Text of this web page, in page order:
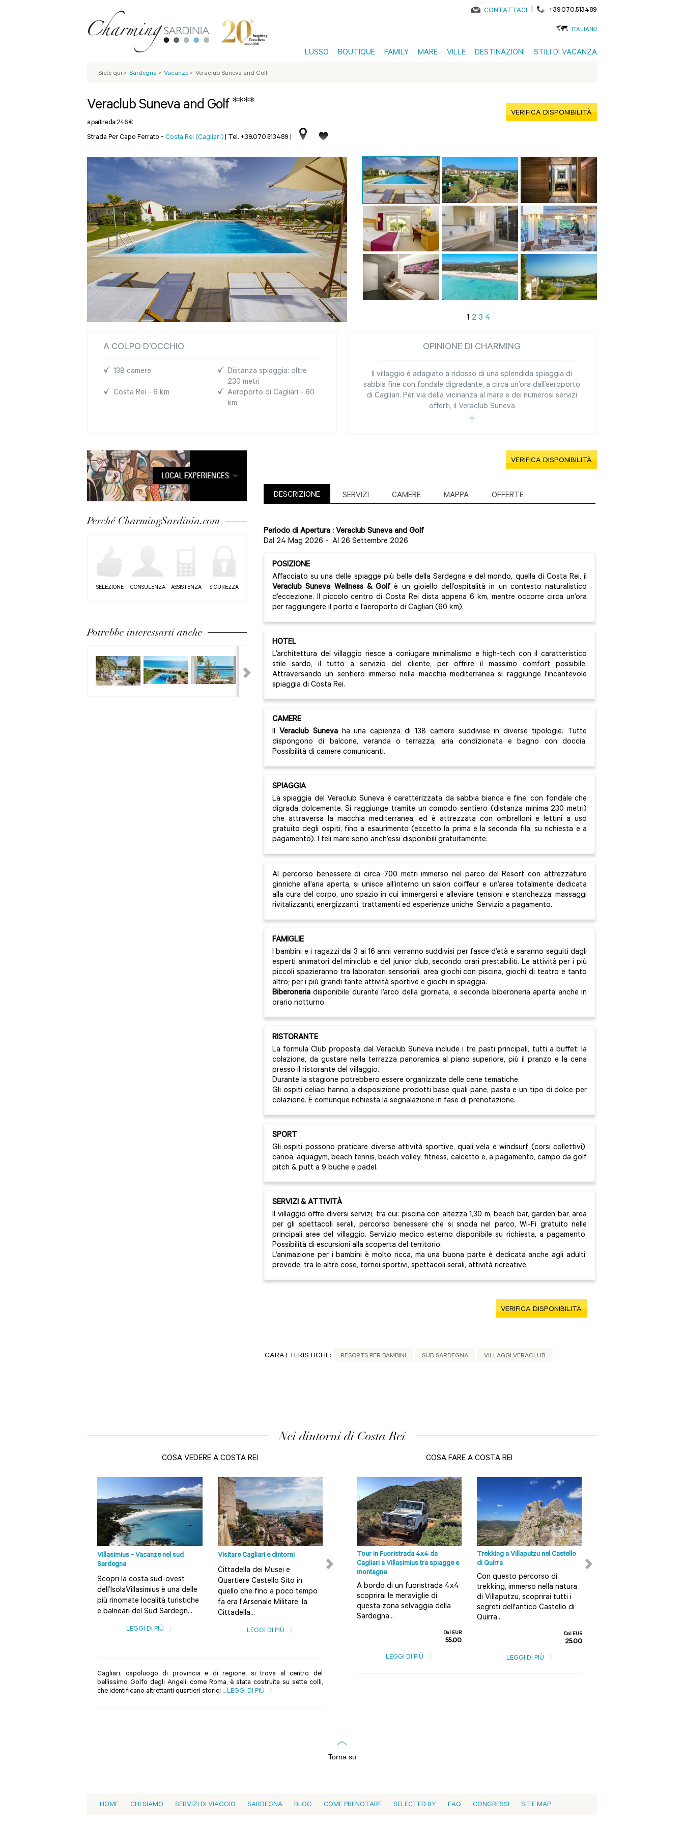
CONTATTACI | +39.070.513489
ITALIANO
LUSSO BOUTIQUE FAMILY MARE VILLE DESTINAZIONI STILI DI VACANZA
Siete qui > Sardegna > Vacanze > Veraclub Suneva and Golf
Veraclub Suneva and Golf ****
a partire da:246 €
Strada Per Capo Ferrato - Costa Rei (Cagliari) | Tel. +39.070.513489 |
VERIFICA DISPONIBILITÀ
1 2 3 4
A COLPO D’OCCHIO
138 camere
Distanza spiaggia: oltre
230 metri
Costa Rei - 6 km
Aeroporto di Cagliari - 60
km
OPINIONE DI CHARMING
Il villaggio è adagiato a ridosso di una splendida spiaggia di
sabbia fine con fondale digradante, a circa un’ora dall’aeroporto
di Cagliari. Per via della vicinanza al mare e dei numerosi servizi
offerti, il Veraclub Suneva
Perché CharmingSardinia.com
SELEZIONE CONSULENZA ASSISTENZA SICUREZZA
Potrebbe interessarti anche
VERIFICA DISPONIBILITÀ
DESCRIZIONE SERVIZI CAMERE MAPPA OFFERTE
Periodo di Apertura : Veraclub Suneva and Golf
Dal 24 Mag 2026 - Al 26 Settembre 2026
POSIZIONE
Affacciato su una delle spiagge più belle della Sardegna e del mondo, quella di Costa Rei, il
Veraclub Suneva Wellness & Golf è un gioiello dell’ospitalità in un contesto naturalistico
d’eccezione. Il piccolo centro di Costa Rei dista appena 6 km, mentre occorre circa un’ora
per raggiungere il porto e l’aeroporto di Cagliari (60 km).
HOTEL
L’architettura del villaggio riesce a coniugare minimalismo e high-tech con il caratteristico
stile sardo, il tutto a servizio del cliente, per offrire il massimo comfort possibile.
Attraversando un sentiero immerso nella macchia mediterranea si raggiunge l’incantevole
spiaggia di Costa Rei.
CAMERE
Il Veraclub Sunevaha una capienza di 138 camere suddivise in diverse tipologie. Tutte
dispongono di balcone, veranda o terrazza, aria condizionata e bagno con doccia.
Possibilità di camere comunicanti.
SPIAGGIA
La spiaggia del Veraclub Suneva è caratterizzata da sabbia bianca e fine, con fondale che
digrada dolcemente. Si raggiunge tramite un comodo sentiero (distanza minima 230 metri)
che attraversa la macchia mediterranea, ed è attrezzata con ombrelloni e lettini a uso
gratuito degli ospiti, fino a esaurimento (eccetto la prima e la seconda fila, su richiesta e a
pagamento). I teli mare sono anch’essi disponibili gratuitamente.
Al percorso benessere di circa 700 metri immerso nel parco del Resort con attrezzature
ginniche all’aria aperta, si unisce all’interno un salon coiffeur e un’area totalmente dedicata
alla cura del corpo, uno spazio in cui immergersi e alleviare tensioni e stanchezza: massaggi
rivitalizzanti, energizzanti, trattamenti ed esperienze uniche. Servizio a pagamento.
FAMIGLIE
I bambini e i ragazzi dai 3 ai 16 anni verranno suddivisi per fasce d’età e saranno seguiti dagli
esperti animatori del miniclub e del junior club, secondo orari prestabiliti. Le attività per i più
piccoli spazieranno tra laboratori sensoriali, area giochi con piscina, giochi di teatro e tanto
altro; per i più grandi tante attività sportive e giochi in spiaggia.
Biberoneria disponibile durante l’arco della giornata, e seconda biberoneria aperta anche in
orario notturno.
RISTORANTE
La formula Club proposta dal Veraclub Suneva include i tre pasti principali, tutti a buffet: la
colazione, da gustare nella terrazza panoramica al piano superiore, più il pranzo e la cena
presso il ristorante del villaggio.
Durante la stagione potrebbero essere organizzate delle cene tematiche.
Gli ospiti celiaci hanno a disposizione prodotti base quali pane, pasta e un tipo di dolce per
colazione. È comunque richiesta la segnalazione in fase di prenotazione.
SPORT
Gli ospiti possono praticare diverse attività sportive, quali vela e windsurf (corsi collettivi),
canoa, aquagym, beach tennis, beach volley, fitness, calcetto e, a pagamento, campo da golf
pitch & putt a 9 buche e padel.
SERVIZI & ATTIVITÀ
Il villaggio offre diversi servizi, tra cui: piscina con altezza 1,30 m, beach bar, garden bar, area
per gli spettacoli serali, percorso benessere che si snoda nel parco, Wi-Fi gratuito nelle
principali aree del villaggio. Servizio medico esterno disponibile su richiesta, a pagamento.
Possibilità di escursioni alla scoperta del territorio.
L’animazione per i bambini è molto ricca, ma una buona parte è dedicata anche agli adulti:
prevede, tra le altre cose, tornei sportivi, spettacoli serali, attività ricreative.
VERIFICA DISPONIBILITÀ
CARATTERISTICHE: RESORTS PER BAMBINI SUD SARDEGNA VILLAGGI VERACLUB
Nei dintorni di Costa Rei
COSA VEDERE A COSTA REI
Villasimius - Vacanze nel sud
Sardegna
Scopri la costa sud-ovest
dell’IsolaVillasimius è una delle
più rinomate località turistiche
e balneari del Sud Sardegn...
LEGGI DI PIÙ
Visitare Cagliari e dintorni
Cittadella dei Musei e
Quartiere Castello Sito in
quello che fino a poco tempo
fa era l'Arsenale Militare, la
Cittadella...
LEGGI DI PIÙ
12 Spiagge intorno Cagliari da non
Perdere
Cagliari, Villasimius, Teulada,
Chia, Costa Rei, Pula e
Teulada, Teulada, Solanas. Su
Cagliari, capoluogo di provincia e di regione, si trova al centro del
bellissimo Golfo degli Angeli; come Roma, è stata costruita su sette colli,
che identificano altrettanti quartieri storici ... LEGGI DI PIÙ
COSA FARE A COSTA REI
Tour in Fuoristrada 4x4 da
Cagliari a Villasimius tra spiagge e
montagne
A bordo di un fuoristrada 4x4
scoprirai le meraviglie di
questa zona selvaggia della
Sardegna...
Dal EUR
55.00
LEGGI DI PIÙ
Trekking a Villaputzu nel Castello
di Quirra
Con questo percorso di
trekking, immerso nella natura
di Villaputzu, scoprirai tutti i
segreti dell'antico Castello di
Quirra...
Dal EUR
25.00
LEGGI DI PIÙ
Torna su
HOME CHI SIAMO SERVIZI DI VIAGGIO SARDEGNA BLOG COME PRENOTARE SELECTED BY FAQ CONGRESSI SITE MAP